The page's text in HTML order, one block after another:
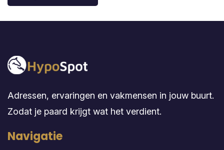
Adressen, ervaringen en vakmensen in jouw buurt.
Zodat je paard krijgt wat het verdient.
Navigatie